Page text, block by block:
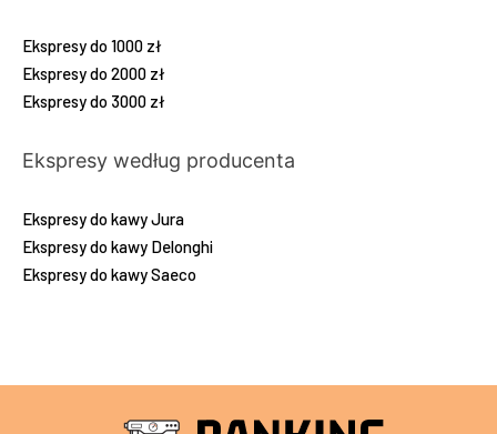
Ekspresy do 1000 zł
Ekspresy do 2000 zł
Ekspresy do 3000 zł
Ekspresy według producenta
Ekspresy do kawy Jura
Ekspresy do kawy Delonghi
Ekspresy do kawy Saeco